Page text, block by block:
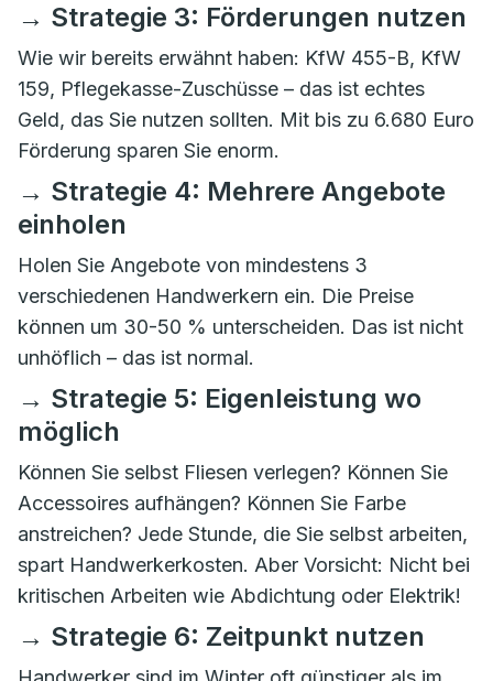
→ Strategie 3: Förderungen nutzen
Wie wir bereits erwähnt haben: KfW 455-B, KfW
159, Pflegekasse-Zuschüsse – das ist echtes
Geld, das Sie nutzen sollten. Mit bis zu 6.680 Euro
Förderung sparen Sie enorm.
→ Strategie 4: Mehrere Angebote
einholen
Holen Sie Angebote von mindestens 3
verschiedenen Handwerkern ein. Die Preise
können um 30-50 % unterscheiden. Das ist nicht
unhöflich – das ist normal.
→ Strategie 5: Eigenleistung wo
möglich
Können Sie selbst Fliesen verlegen? Können Sie
Accessoires aufhängen? Können Sie Farbe
anstreichen? Jede Stunde, die Sie selbst arbeiten,
spart Handwerkerkosten. Aber Vorsicht: Nicht bei
kritischen Arbeiten wie Abdichtung oder Elektrik!
→ Strategie 6: Zeitpunkt nutzen